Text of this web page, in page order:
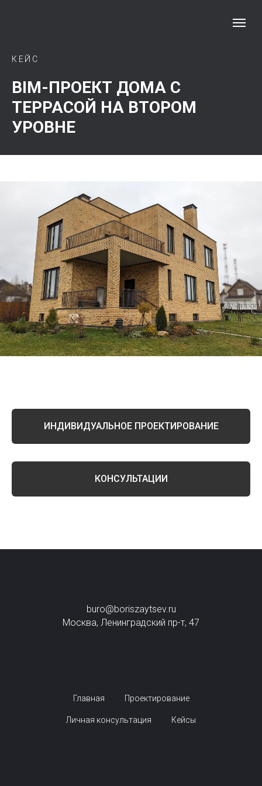
КЕЙС
BIM-ПРОЕКТ ДОМА С
ТЕРРАСОЙ НА ВТОРОМ
УРОВНЕ
ИНДИВИДУАЛЬНОЕ ПРОЕКТИРОВАНИЕ
КОНСУЛЬТАЦИИ
buro@boriszaytsev.ru
Москва, Ленинградский пр-т, 47
Главная Проектирование
Личная консультация Кейсы